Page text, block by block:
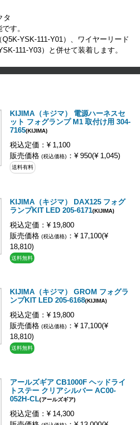
タ
す。
YSK-111-Y01）、ワイヤーリード
111-Y03）と併せて装着します。
KIJIMA（キジマ） 電源ハーネスセ
ット フォグランプ M1 取付け用 304-
7165(KIJIMA)
税込定価：¥ 1,100
販売価格 (税込価格) ：¥ 950(¥ 1,045)
送料有料
KIJIMA（キジマ） DAX125 フォグ
ランプKIT LED 205-6171(KIJIMA)
税込定価：¥ 19,800
販売価格 (税込価格) ：¥ 17,100(¥
18,810)
送料無料
KIJIMA（キジマ） GROM フォグラ
ンプKIT LED 205-6168(KIJIMA)
税込定価：¥ 19,800
販売価格 (税込価格) ：¥ 17,100(¥
18,810)
送料無料
アールズギア CB1000F ヘッドライ
トステー クリアシルバー AC00-
052H-CL(アールズギア)
税込定価：¥ 14,300